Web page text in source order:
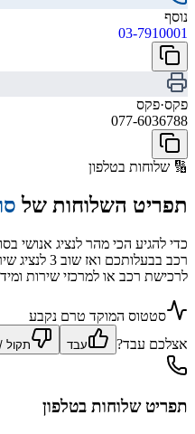
נוסף
03-7910001
פקס·פקס
077-6036788
🔢 שלוחות בטלפון
תפריט השלוחות של
רכב
לרכישת רכב או למרכזי שירות
סטטוס המוקד טרם נקבע
אצלכם עבד?
עבד תקול
תפריט שלוחות בטלפון